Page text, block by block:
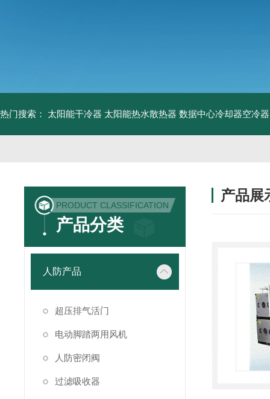
热门搜索： 太阳能干冷器 太阳能热水散热器 数据中心冷却器空冷器
PRODUCT CLASSIFICATION
产品分类
人防产品
超压排气活门
电动脚踏两用风机
人防密闭阀
过滤吸收器
产品展